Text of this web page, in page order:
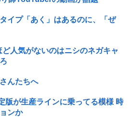
イプ「あく」はあるのに、「ぜ
ど人気がないのはニシのネガキャ
んたちへ
版が生産ラインに乗ってる模様 時
ンか